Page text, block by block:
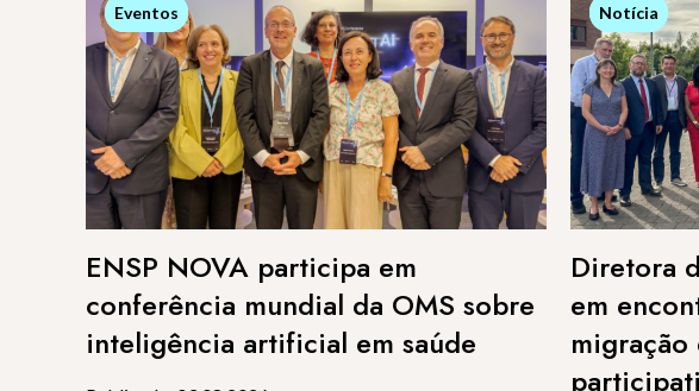
Eventos
Eventos
ENSP NOVA participa em
conferência mundial da OMS sobre
inteligência artificial em saúde
Notícia
Notícia
Diretora
em